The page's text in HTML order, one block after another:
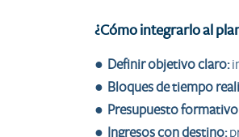
¿Cómo integrarlo al
● Definir objetivo claro:
● Bloques de tiempo
● Presupuesto
● Ingresos con destino: